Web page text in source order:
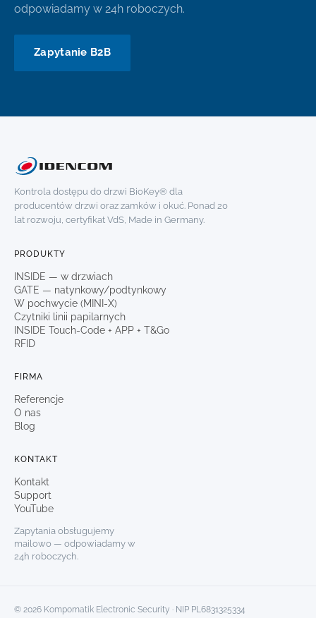
odpowiadamy w 24h roboczych.
Zapytanie B2B
Kontrola dostępu do drzwi BioKey® dla
producentów drzwi oraz zamków i okuć. Ponad 20
lat rozwoju, certyfikat VdS, Made in Germany.
PRODUKTY
INSIDE — w drzwiach
GATE — natynkowy/podtynkowy
W pochwycie (MINI-X)
Czytniki linii papilarnych
INSIDE Touch-Code + APP + T&Go
RFID
FIRMA
Referencje
O nas
Blog
KONTAKT
Kontakt
Support
YouTube
Zapytania obsługujemy
mailowo — odpowiadamy w
24h roboczych.
© 2026 Kompomatik Electronic Security · NIP PL6831325334